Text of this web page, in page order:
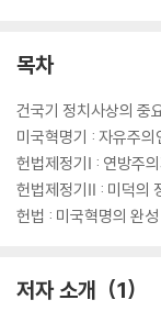
목차
건국기 정치사상의 중
미국혁명기 : 자유주
헌법제정기Ⅰ : 연방주
헌법제정기Ⅱ : 미덕의
헌법 : 미국혁명의 완성
저자 소개 1